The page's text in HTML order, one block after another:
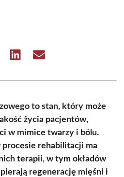
Share Share
to stan, który może
życia pacjentów,
w mimice twarzy i bólu.
procesie rehabilitacji ma
terapii, w tym okładów
regenerację mięśni i